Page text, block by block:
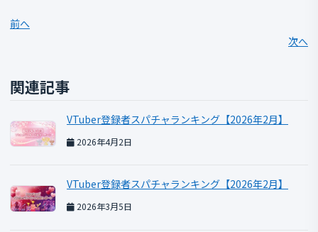
前へ
次へ
関連記事
VTuber登録者スパチャランキング【2026年2月】
2026年4月2日
VTuber登録者スパチャランキング【2026年2月】
2026年3月5日